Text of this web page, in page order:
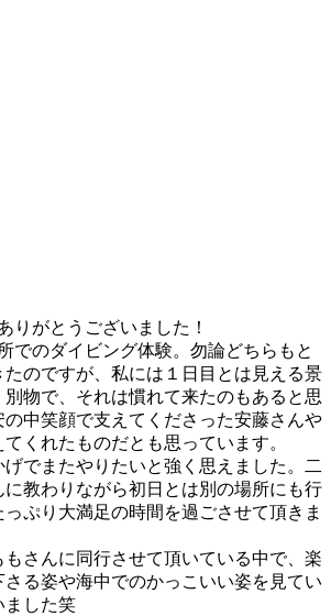
りがとうございました！
でのダイビング体験。勿論どちらもと
のですが、私には１日目とは見える景
物で、それは慣れて来たのもあると思
中笑顔で支えてくださった安藤さんや
くれたものだとも思っています。
でまたやりたいと強く思えました。二
に教わりながら初日とは別の場所にも行
ぷり大満足の時間を過ごさせて頂きま
さんに同行させて頂いている中で、楽
さる姿や海中でのかっこいい姿を見てい
ました笑